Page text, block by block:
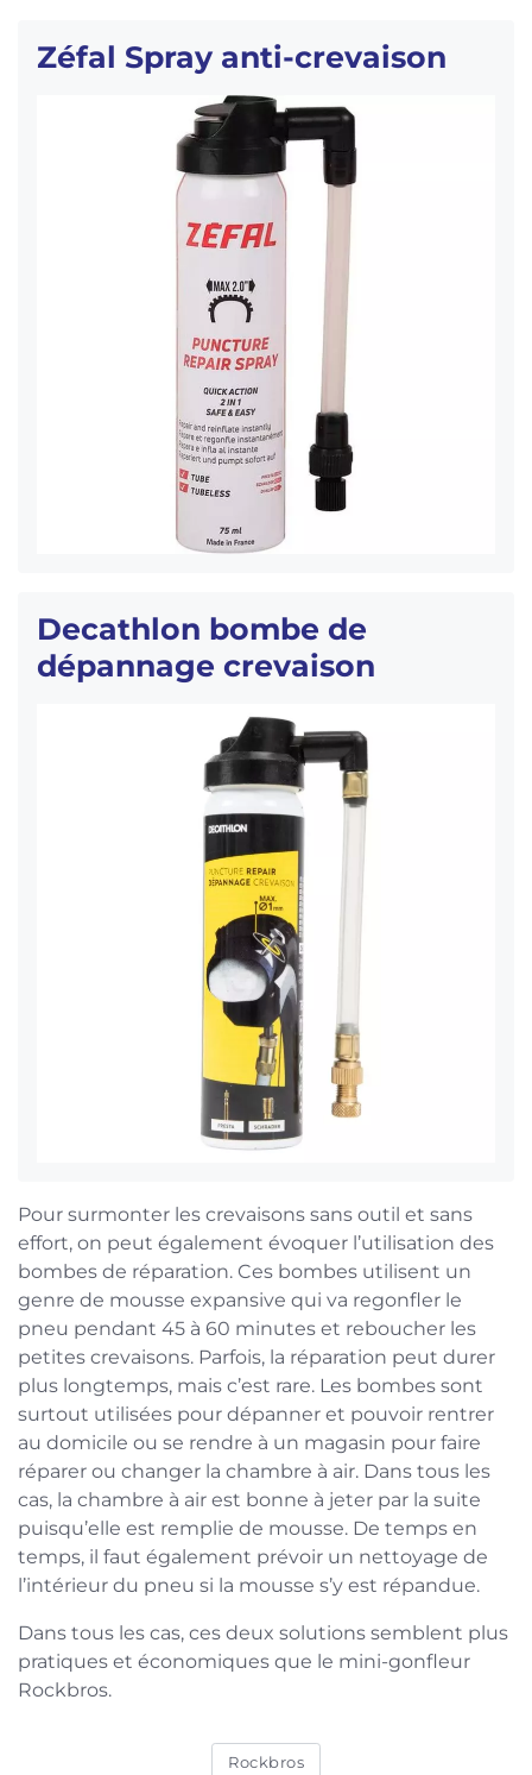
Zéfal Spray anti-crevaison
Decathlon bombe de
dépannage crevaison
Pour surmonter les crevaisons sans outil et sans
effort, on peut également évoquer l’utilisation des
bombes de réparation. Ces bombes utilisent un
genre de mousse expansive qui va regonfler le
pneu pendant 45 à 60 minutes et reboucher les
petites crevaisons. Parfois, la réparation peut durer
plus longtemps, mais c’est rare. Les bombes sont
surtout utilisées pour dépanner et pouvoir rentrer
au domicile ou se rendre à un magasin pour faire
réparer ou changer la chambre à air. Dans tous les
cas, la chambre à air est bonne à jeter par la suite
puisqu’elle est remplie de mousse. De temps en
temps, il faut également prévoir un nettoyage de
l’intérieur du pneu si la mousse s’y est répandue.
Dans tous les cas, ces deux solutions semblent plus
pratiques et économiques que le mini-gonfleur
Rockbros.
Rockbros